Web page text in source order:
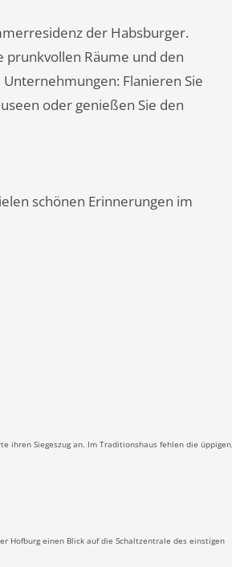
der Habsburger.
prunkvollen Räume und den
Flanieren Sie
oder genießen Sie den
schönen Erinnerungen im
ihren Siegeszug an. Im Traditionshaus fehlen die üppigen,
Hofburg einen Blick auf die Schaltzentrale des einstigen